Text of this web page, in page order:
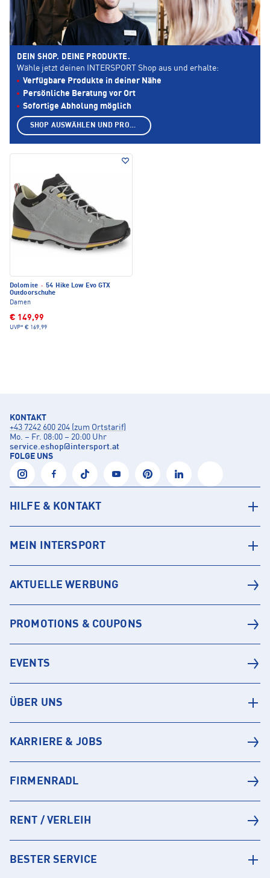
Dolomite · 54 Hike Low Evo GTX
Outdoorschuhe
Damen
€ 149,99
UVP* € 169,99
DEIN SHOP. DEINE PRODUKTE.
Wähle jetzt deinen INTERSPORT Shop aus und erhalte:
Verfügbare Produkte in deiner Nähe
Persönliche Beratung vor Ort
Sofortige Abholung möglich
SHOP AUSWÄHLEN UND PRODUKTE ANZEIGEN
KONTAKT
+43 7242 600 204 (zum Ortstarif)
Mo. – Fr. 08:00 – 20:00 Uhr
service.eshop@intersport.at
FOLGE UNS
HILFE & KONTAKT
MEIN INTERSPORT
AKTUELLE WERBUNG
PROMOTIONS & COUPONS
EVENTS
ÜBER UNS
KARRIERE & JOBS
FIRMENRADL
RENT / VERLEIH
BESTER SERVICE